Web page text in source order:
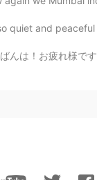
鹿はとても美し
明らかに日本語
quiet and
は！お疲れ様です！華金！🥳 一昨日三